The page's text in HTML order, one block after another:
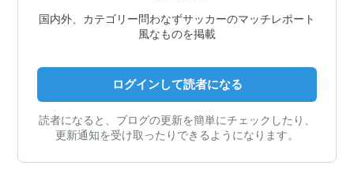
国内外、カテゴリー問わなずサッカーのマッチレポート
風なものを掲載
ログインして読者になる
読者になると、ブログの更新を簡単にチェックしたり、
更新通知を受け取ったりできるようになります。